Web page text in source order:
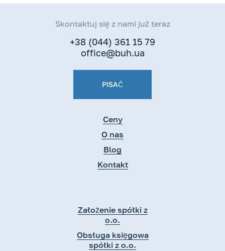
Ceny
O nas
Blog
Kontakt
Założenie spółki z
o.o.
Obsługa księgowa
spółki z o.o.
Skontaktuj się z nami już teraz
+38 (044) 361 15 79
office@buh.ua
PISAĆ